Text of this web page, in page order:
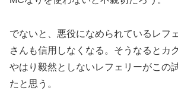
でないと、悪役になめられているレフ
さんも信用しなくなる。そうなるとカ
やはり毅然としないレフェリーがこの
たと思う。